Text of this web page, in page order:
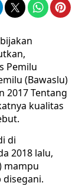
Pemilu
(Bawaslu)
2017 Tentang
kualitas
di
2018 lalu,
mampu